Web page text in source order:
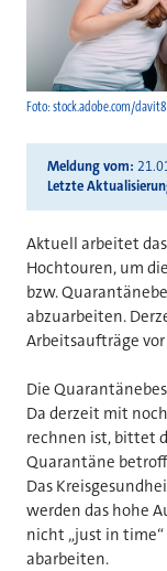
Foto: stock.adobe.com/
Meldung vom
Letzte
Aktuell arbeitet
Hochtouren, um
bzw.
abzuarbeiten.
Arbeitsaufträge
Die
Da derzeit mit
rechnen ist, bittet
Quarantäne
Das
werden das hohe
nicht „just in
abarbeiten.